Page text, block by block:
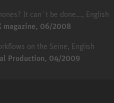
It can´t be done..., English
magazine, 06/2008
on the Seine, English
Production, 04/2009